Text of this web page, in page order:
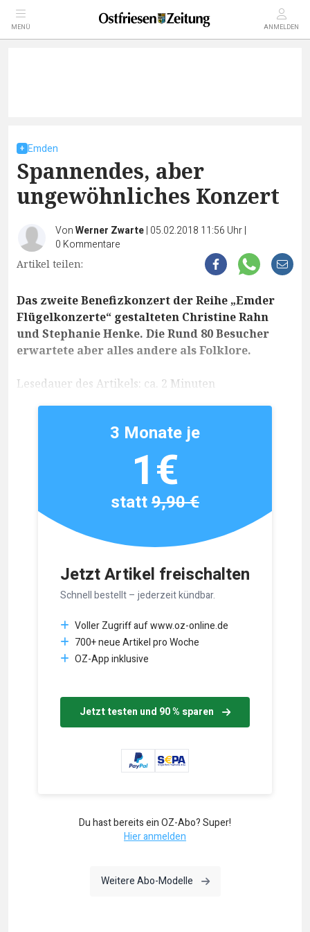
MENÜ ANMELDEN
Emden
Spannendes, aber
ungewöhnliches Konzert
VonWerner Zwarte| 05.02.2018 11:56 Uhr|
0 Kommentare
Artikel teilen:
Das zweite Benefizkonzert der Reihe „Emder
Flügelkonzerte“ gestalteten Christine Rahn
und Stephanie Henke. Die Rund 80 Besucher
erwartete aber alles andere als Folklore.
Lesedauer des Artikels: ca. 2 Minuten
Jetzt Artikel freischalten
Schnell bestellt – jederzeit kündbar.
Voller Zugriff auf www.oz-online.de
700+ neue Artikel pro Woche
OZ-App inklusive
Jetzt testen und 90 % sparen
3 Monate je
1€
statt9,90 €
Du hast bereits ein OZ-Abo? Super!
Hier anmelden
Weitere Abo-Modelle